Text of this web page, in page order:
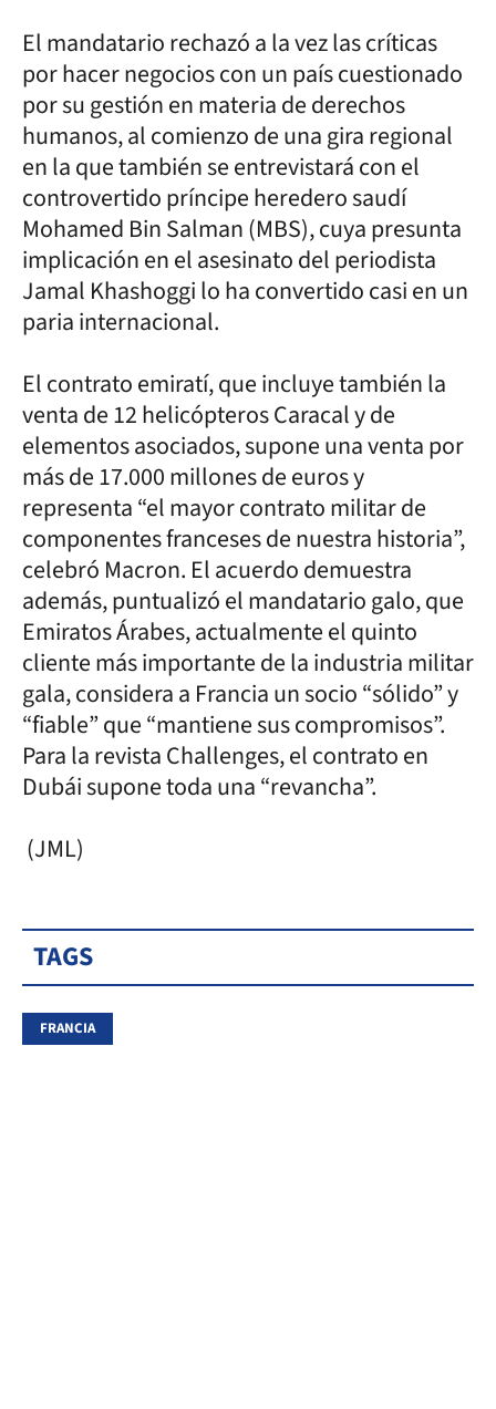
El mandatario rechazó a la vez las críticas
por hacer negocios con un país cuestionado
por su gestión en materia de derechos
humanos, al comienzo de una gira regional
en la que también se entrevistará con el
controvertido príncipe heredero saudí
Mohamed Bin Salman (MBS), cuya presunta
implicación en el asesinato del periodista
Jamal Khashoggi lo ha convertido casi en un
paria internacional.
El contrato emiratí, que incluye también la
venta de 12 helicópteros Caracal y de
elementos asociados, supone una venta por
más de 17.000 millones de euros y
representa “el mayor contrato militar de
componentes franceses de nuestra historia”,
celebró Macron. El acuerdo demuestra
además, puntualizó el mandatario galo, que
Emiratos Árabes, actualmente el quinto
cliente más importante de la industria militar
gala, considera a Francia un socio “sólido” y
“fiable” que “mantiene sus compromisos”.
Para la revista Challenges, el contrato en
Dubái supone toda una “revancha”.
(JML)
TAGS
FRANCIA